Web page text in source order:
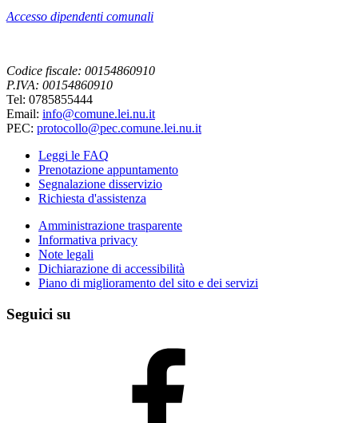
Accesso dipendenti comunali
Codice fiscale: 00154860910
P.IVA: 00154860910
Tel: 0785855444
Email: info@comune.lei.nu.it
PEC: protocollo@pec.comune.lei.nu.it
Leggi le FAQ
Prenotazione appuntamento
Segnalazione disservizio
Richiesta d'assistenza
Amministrazione trasparente
Informativa privacy
Note legali
Dichiarazione di accessibilità
Piano di miglioramento del sito e dei servizi
Seguici su